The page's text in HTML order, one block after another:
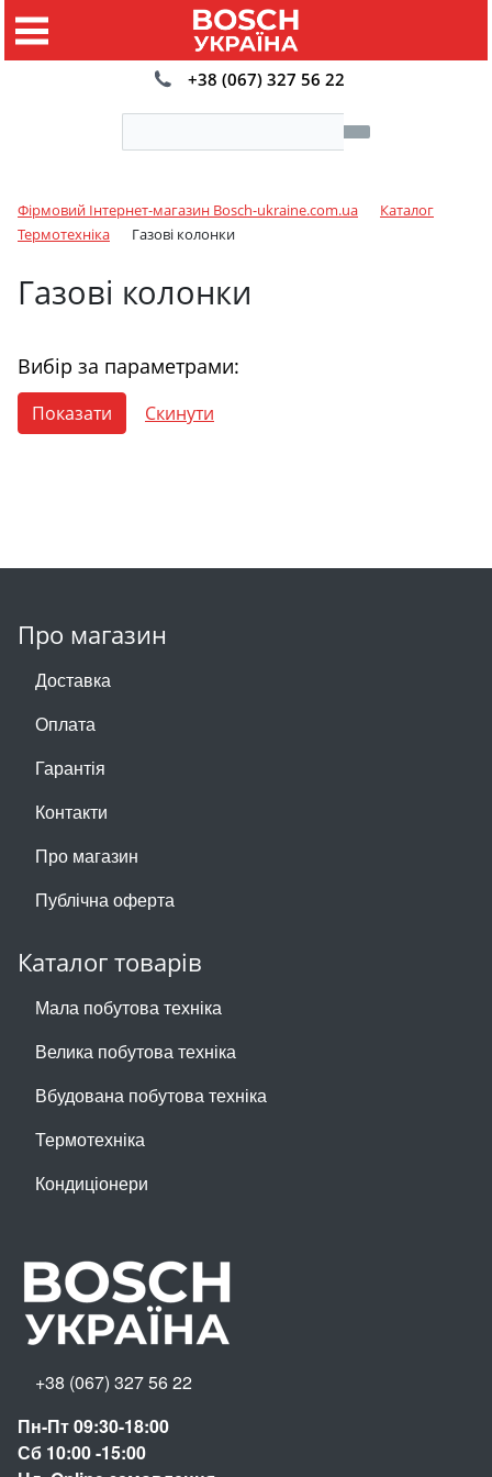
+38 (067) 327 56 22
Фірмовий Інтернет-магазин Bosch-ukraine.com.ua
Каталог
Термотехніка
Газові колонки
Газові колонки
Вибір за параметрами:
Про магазин
Доставка
Оплата
Гарантія
Контакти
Про магазин
Публічна оферта
Каталог товарів
Мала побутова техніка
Велика побутова техніка
Вбудована побутова техніка
Термотехніка
Кондиціонери
+38 (067) 327 56 22
Пн-Пт 09:30-18:00
Сб 10:00 -15:00